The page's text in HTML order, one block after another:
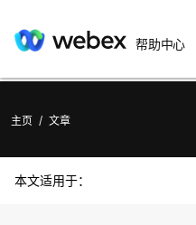
帮助中心
主页 / 文章
本文适用于：